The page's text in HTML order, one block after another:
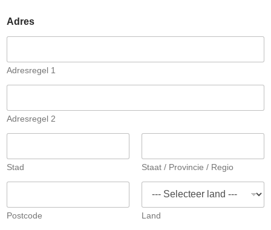
Adres
Adresregel 1
Adresregel 2
Stad Staat / Provincie / Regio
Postcode Land